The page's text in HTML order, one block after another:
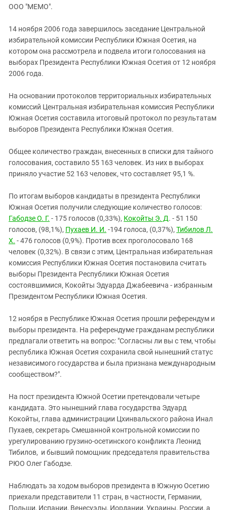
ИНАКОМЫСЛИЕ В ЧЕЧНЕ
ПРЕСЛЕДОВАНИЕ АКТИВИСТОВ
МОБИЛИЗАЦИЯ И ПРОТЕСТЫ
Дагестан
Ингушетия
Кабардино-Балкария
Калмыкия
Карачаево-Черкесия
Нагорный Карабах
Российская Федерация
Ростовская область
Северная Осетия - Алания
СКФО
Чечня
Южный Кавказ
ЮФО
ООО "МЕМО".
14 ноября 2006 года завершилось заседание Центральной
избирательной комиссии Республики Южная Осетия, на
котором она рассмотрела и подвела итоги голосования на
выборах Президента Республики Южная Осетия от 12 ноября
2006 года.
На основании протоколов территориальных избирательных
комиссий Центральная избирательная комиссия Республики
Южная Осетия составила итоговый протокол по результатам
выборов Президента Республики Южная Осетия.
Общее количество граждан, внесенных в списки для тайного
голосования, составило 55 163 человек. Из них в выборах
приняло участие 52 163 человек, что составляет 95,1 %.
По итогам выборов кандидаты в президента Республики
Южная Осетия получили следующие количество голосов:
Габодзе О. Г. - 175 голосов (0,33%), Кокойты Э. Д. - 51 150
голосов, (98,1%), Пухаев И. И. -194 голоса, (0,37%), Тибилов Л.
X. - 476 голосов (0,9%). Против всех проголосовало 168
человек (0,32%). В связи с этим, Центральная избирательная
комиссия Республики Южная Осетия постановила считать
выборы Президента Республики Южная Осетия
состоявшимися, Кокойты Эдуарда Джабеевича - избранным
Президентом Республики Южная Осетия.
12 ноября в Республике Южная Осетия прошли референдум и
выборы президента. На референдуме гражданам республики
предлагали ответить на вопрос: "Согласны ли вы с тем, чтобы
республика Южная Осетия сохранила свой нынешний статус
независимого государства и была признана международным
сообществом?".
На пост президента Южной Осетии претендовали четыре
кандидата. Это нынешний глава государства Эдуард
Кокойты, глава администрации Цхинвальского района Инал
Пухаев, секретарь Смешанной контрольной комиссии по
урегулированию грузино-осетинского конфликта Леонид
Тибилов, и бывший помощник председателя правительства
РЮО Олег Габодзе.
Наблюдать за ходом выборов президента в Южную Осетию
приехали представители 11 стран, в частности, Германии,
Польши, Испании, Венесуэлы, Иордании, Украины, России, а